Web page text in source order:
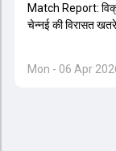
Match Report:
चेन्नई की विरासत
Mon - 06 Apr